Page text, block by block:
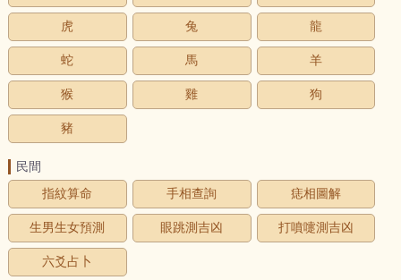
虎 兔 龍
蛇 馬 羊
猴 雞 狗
豬
民間
指紋算命
手相查詢 痣相圖解
生男生女預測 眼跳測吉凶 打噴嚏測吉凶
六爻占卜